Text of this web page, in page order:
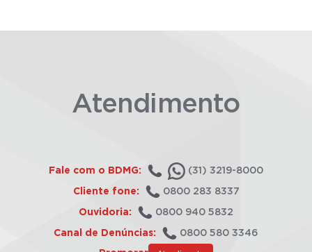
Atendimento
Fale com o BDMG: (31) 3219-8000
Cliente fone: 0800 283 8337
Ouvidoria: 0800 940 5832
Canal de Denúncias: 0800 580 3346